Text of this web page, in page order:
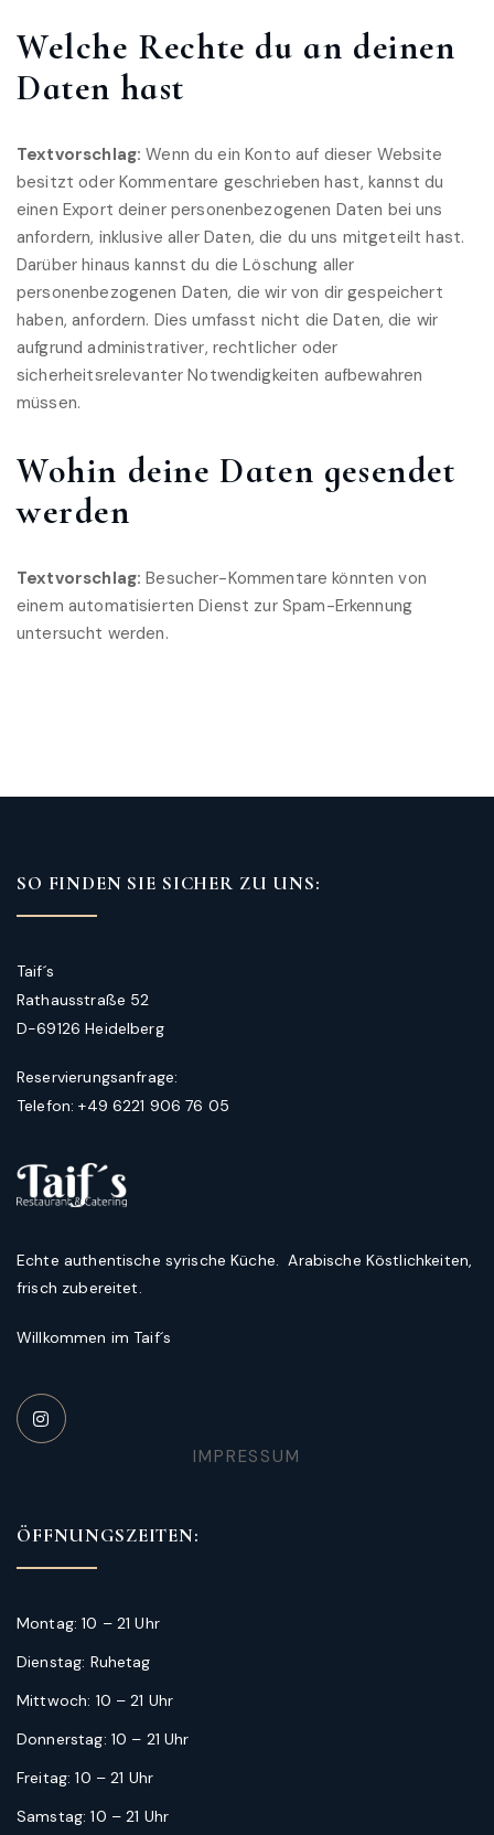
Welche Rechte du an deinen
Daten hast
Textvorschlag:Wenn du ein Konto auf dieser Website
besitzt oder Kommentare geschrieben hast, kannst du
einen Export deiner personenbezogenen Daten bei uns
anfordern, inklusive aller Daten, die du uns mitgeteilt hast.
Darüber hinaus kannst du die Löschung aller
personenbezogenen Daten, die wir von dir gespeichert
haben, anfordern. Dies umfasst nicht die Daten, die wir
aufgrund administrativer, rechtlicher oder
sicherheitsrelevanter Notwendigkeiten aufbewahren
müssen.
Wohin deine Daten gesendet
werden
Textvorschlag:Besucher-Kommentare könnten von
einem automatisierten Dienst zur Spam-Erkennung
untersucht werden.
SO FINDEN SIE SICHER ZU UNS:
Taif´s
Rathausstraße 52
D-69126 Heidelberg
Reservierungsanfrage:
Telefon: +49 6221 906 76 05
Echte authentische syrische Küche. Arabische Köstlichkeiten,
frisch zubereitet.
Willkommen im Taif´s
IMPRESSUM
ÖFFNUNGSZEITEN:
Montag: 10 – 21 Uhr
Dienstag: Ruhetag
Mittwoch: 10 – 21 Uhr
Donnerstag: 10 – 21 Uhr
Freitag: 10 – 21 Uhr
Samstag: 10 – 21 Uhr